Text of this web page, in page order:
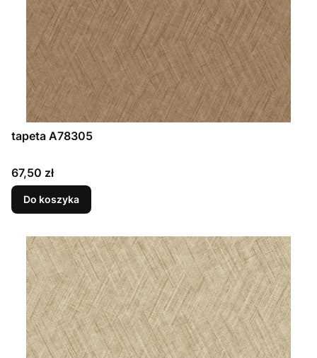
tapeta A78305
Cena
67,50 zł
Do koszyka